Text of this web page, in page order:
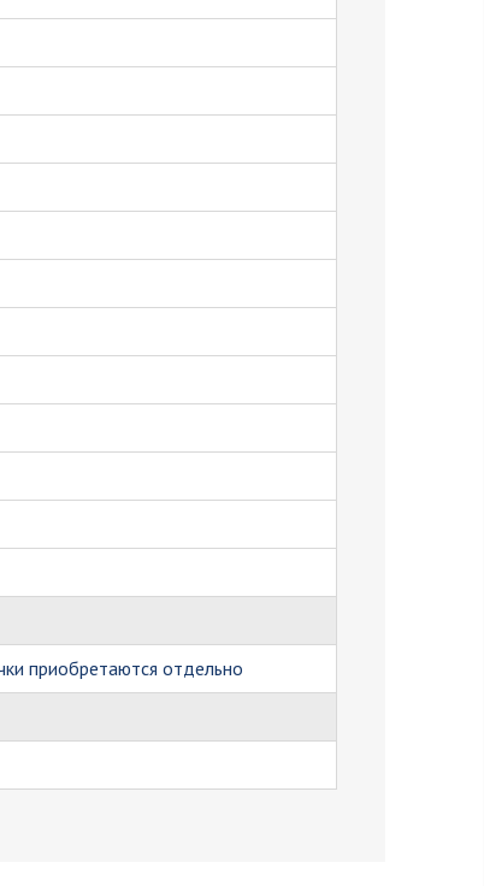
приобретаются отдельно